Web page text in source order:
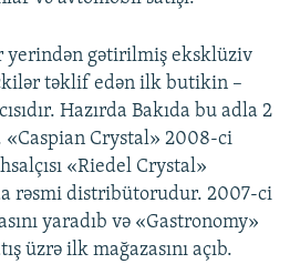
yerindən gətirilmiş eksklüziv
təklif edən ilk butikin –
Hazırda Bakıda bu adla 2
Crystal» 2008-ci
«Riedel Crystal»
rəsmi distribütorudur. 2007-ci
yaradıb və «Gastronomy»
üzrə ilk mağazasını açıb.